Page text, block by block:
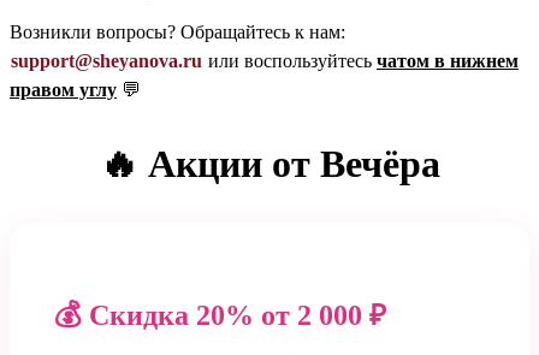
Возникли вопросы? Обращайтесь к нам:
support@sheyanova.ru или воспользуйтесь чатом в нижнем
правом углу 💬
🔥 Акции от Вечёра
💰 Скидка 20% от 2 000 ₽